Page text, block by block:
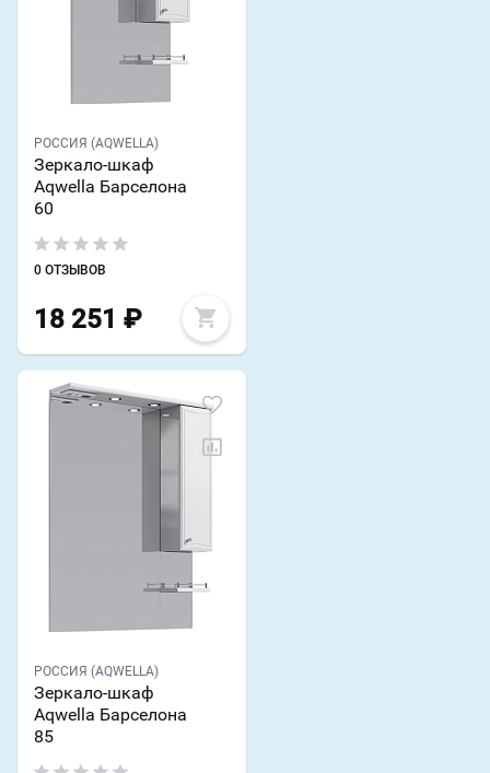
РОССИЯ (AQWELLA)
Зеркало-шкаф
Aqwella Барселона
60
0 ОТЗЫВОВ
18 251 ₽
РОССИЯ (AQWELLA)
Зеркало-шкаф
Aqwella Барселона
85